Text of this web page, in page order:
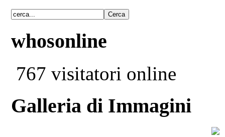
whosonline
767 visitatori online
Galleria di Immagini